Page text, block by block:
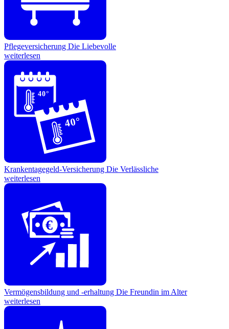
Pflegeversicherung Die Liebevolle
weiterlesen
40°
40°
Krankentagegeld-Versicherung Die Verlässliche
weiterlesen
€
Vermögensbildung und -erhaltung Die Freundin im Alter
weiterlesen